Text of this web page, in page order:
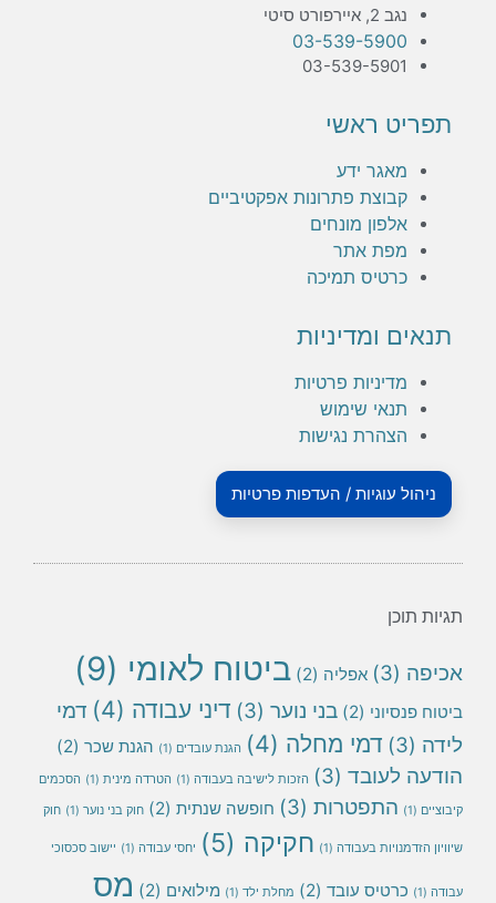
נגב 2, איירפורט סיטי
03-539-5900
03-539-5901
תפריט ראשי
מאגר ידע
קבוצת פתרונות אפקטיביים
אלפון מונחים
מפת אתר
כרטיס תמיכה
תנאים ומדיניות
מדיניות פרטיות
תנאי שימוש
הצהרת נגישות
ניהול עוגיות / העדפות פרטיות
תגיות תוכן
אכיפה (3) אפליה (2) ביטוח לאומי (9)
ביטוח פנסיוני (2) בני נוער (3) דיני עבודה (4)
דמי
לידה (3) דמי מחלה (4) הגנת עובדים (1) הגנת שכר (2)
הודעה לעובד (3) הזכות לישיבה בעבודה (1) הטרדה מינית (1) הסכמים
קיבוציים (1) התפטרות (3) חופשה שנתית (2) חוק בני נוער (1) חוק
שיוויון הזדמנויות בעבודה (1) חקיקה (5) יחסי עבודה (1) יישוב סכסוכי
עבודה (1) כרטיס עובד (2) מחלת ילד (1) מילואים (2)
מס